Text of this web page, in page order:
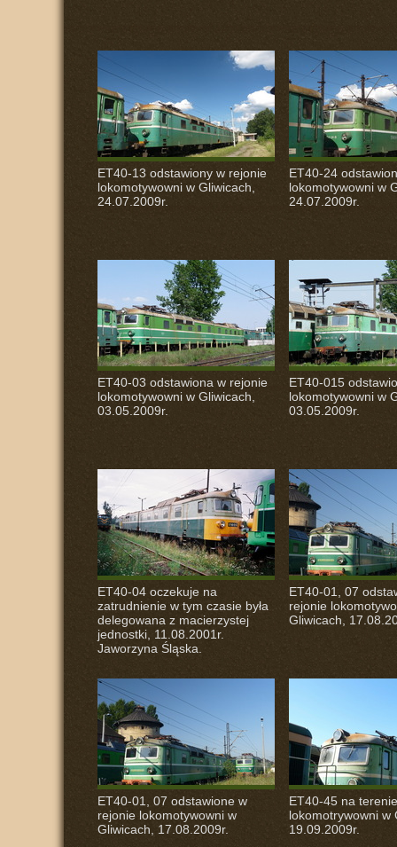
ET40-13 odstawiony w rejonie
lokomotywowni w Gliwicach,
24.07.2009r.
ET40-24
lokomotywowni w
24.07.2009r.
ET40-03 odstawiona w rejonie
lokomotywowni w Gliwicach,
03.05.2009r.
ET40-015
lokomotywowni w
03.05.2009r.
ET40-04 oczekuje na
zatrudnienie w tym czasie była
delegowana z macierzystej
jednostki, 11.08.2001r.
Jaworzyna Śląska.
ET40-01, 07
rejonie
Gliwicach,
ET40-01, 07 odstawione w
rejonie lokomotywowni w
Gliwicach, 17.08.2009r.
ET40-45 na terenie
lokomotrywowni w
19.09.2009r.